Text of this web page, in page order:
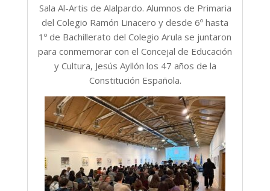
Sala Al-Artis de Alalpardo. Alumnos de Primaria
del Colegio Ramón Linacero y desde 6º hasta
1º de Bachillerato del Colegio Arula se juntaron
para conmemorar con el Concejal de Educación
y Cultura, Jesús Ayllón los 47 años de la
Constitución Española.